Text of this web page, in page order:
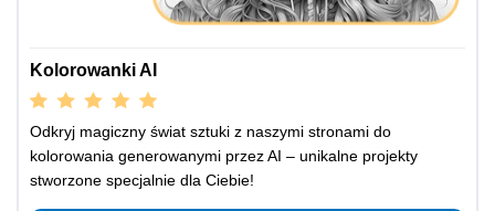
Kolorowanki AI
Odkryj magiczny świat sztuki z naszymi stronami do
kolorowania generowanymi przez AI – unikalne projekty
stworzone specjalnie dla Ciebie!